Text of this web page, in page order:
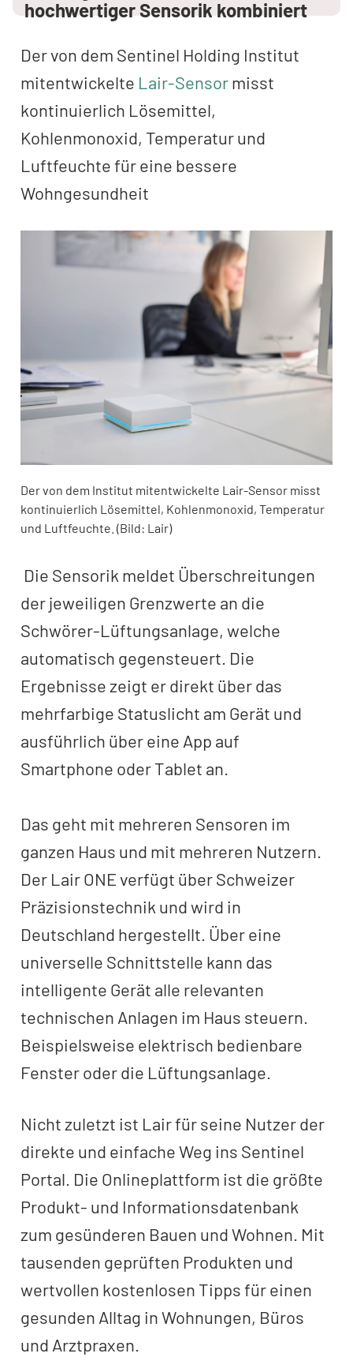
hochwertiger Sensorik kombiniert
Der von dem Sentinel Holding Institut
mitentwickelte Lair-Sensormisst
kontinuierlich Lösemittel,
Kohlenmonoxid, Temperatur und
Luftfeuchte für eine bessere
Wohngesundheit
Der von dem Institut mitentwickelte Lair-Sensor misst
kontinuierlich Lösemittel, Kohlenmonoxid, Temperatur
und Luftfeuchte. (Bild: Lair)
Die Sensorik meldet Überschreitungen
der jeweiligen Grenzwerte an die
Schwörer-Lüftungsanlage, welche
automatisch gegensteuert. Die
Ergebnisse zeigt er direkt über das
mehrfarbige Statuslicht am Gerät und
ausführlich über eine App auf
Smartphone oder Tablet an.
Das geht mit mehreren Sensoren im
ganzen Haus und mit mehreren Nutzern.
Der Lair ONE verfügt über Schweizer
Präzisionstechnik und wird in
Deutschland hergestellt. Über eine
universelle Schnittstelle kann das
intelligente Gerät alle relevanten
technischen Anlagen im Haus steuern.
Beispielsweise elektrisch bedienbare
Fenster oder die Lüftungsanlage.
Nicht zuletzt ist Lair für seine Nutzer der
direkte und einfache Weg ins Sentinel
Portal. Die Onlineplattform ist die größte
Produkt- und Informationsdatenbank
zum gesünderen Bauen und Wohnen. Mit
tausenden geprüften Produkten und
wertvollen kostenlosen Tipps für einen
gesunden Alltag in Wohnungen, Büros
und Arztpraxen.